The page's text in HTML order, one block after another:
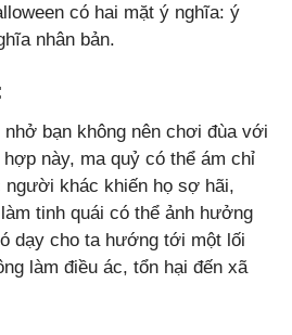
có hai mặt ý nghĩa: ý
nhân bản.
nhở bạn không nên chơi đùa với
này, ma quỷ có thể ám chỉ
khác khiến họ sợ hãi,
tinh quái có thể ảnh hưởng
dạy cho ta hướng tới một lối
làm điều ác, tổn hại đến xã